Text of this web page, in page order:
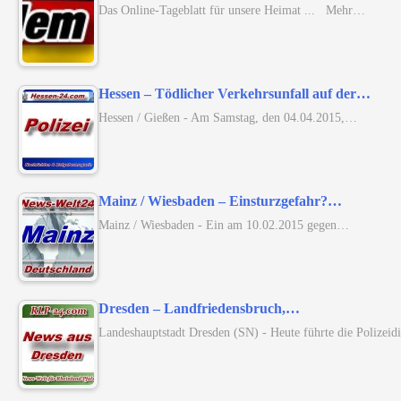
Das Online-Tageblatt für unsere Heimat ... Mehr…
Hessen – Tödlicher Verkehrsunfall auf der…
Hessen / Gießen - Am Samstag, den 04.04.2015,…
Mainz / Wiesbaden – Einsturzgefahr?…
Mainz / Wiesbaden - Ein am 10.02.2015 gegen…
Dresden – Landfriedensbruch,…
Landeshauptstadt Dresden (SN) - Heute führte die